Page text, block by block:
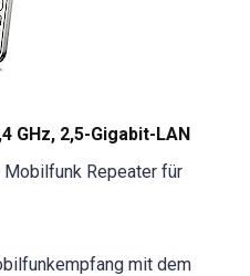
GHz, 2,5-Gigabit-LAN
Repeater für
mit dem